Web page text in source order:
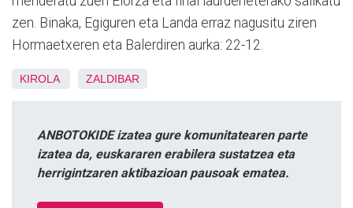
zen. Binaka, Egiguren eta Landa erraz nagusitu ziren
Hormaetxeren eta Balerdiren aurka: 22-12.
KIROLA ZALDIBAR
ANBOTOKIDE izatea gure komunitatearen parte
izatea da, euskararen erabilera sustatzea eta
herrigintzaren aktibazioan pausoak ematea.